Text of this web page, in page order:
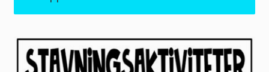
LICENSER
EXPANDERA